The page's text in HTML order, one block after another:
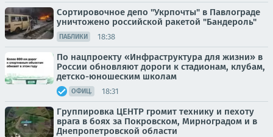
Сортировочное депо "Укрпочты" в Павлограде
уничтожено российской ракетой "Бандероль"
ПАБЛИКИ 18:38
По нацпроекту «Инфраструктура для жизни» в
России обновляют дороги к стадионам, клубам,
детско-юношеским школам
ОФИЦ. 18:31
Группировка ЦЕНТР громит технику и пехоту
врага в боях за Покровском, Мирноградом и в
Днепропетровской области